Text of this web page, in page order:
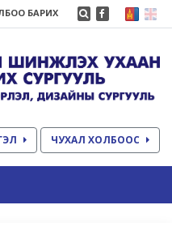
БАРИХ
ЧУХАЛ ХОЛБООС